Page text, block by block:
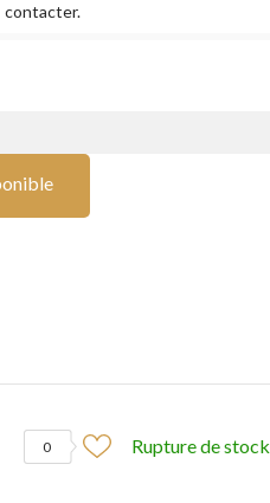
contacter.
0 Rupture de stock